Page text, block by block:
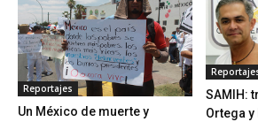
Reportajes
Un México de muerte y
SAMIH:
Ortega